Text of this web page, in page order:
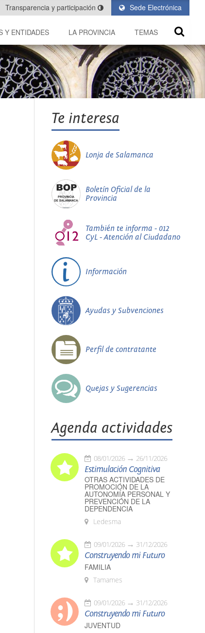
Sede Electrónica
Transparencia y participación
Y ENTIDADES LA PROVINCIA TEMAS
Te interesa
Lonja de Salamanca
Boletín Oficial de la
Provincia
También te informa - 012
CyL - Atención al Ciudadano
Información
Ayudas y Subvenciones
Perfil de contratante
Quejas y Sugerencias
Agenda actividades
08/01/2026 26/11/2026
Estimulación Cognitiva
OTRAS ACTIVIDADES DE
PROMOCIÓN DE LA
AUTONOMÍA PERSONAL Y
PREVENCIÓN DE LA
DEPENDENCIA
Ledesma
09/01/2026 31/12/2026
Construyendo mi Futuro
FAMILIA
Tamames
09/01/2026 31/12/2026
Construyendo mi Futuro
JUVENTUD